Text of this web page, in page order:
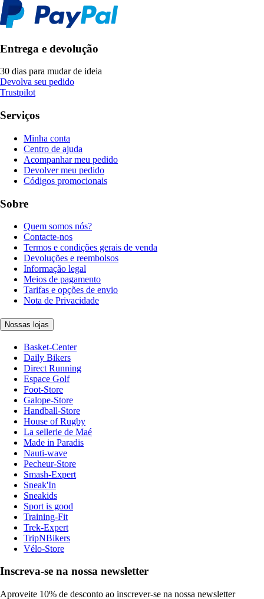
Entrega e devolução
30 dias para mudar de ideia
Devolva seu pedido
Trustpilot
Serviços
Minha conta
Centro de ajuda
Acompanhar meu pedido
Devolver meu pedido
Códigos promocionais
Sobre
Quem somos nós?
Contacte-nos
Termos e condições gerais de venda
Devoluções e reembolsos
Informação legal
Meios de pagamento
Tarifas e opções de envio
Nota de Privacidade
Nossas lojas
Basket-Center
Daily Bikers
Direct Running
Espace Golf
Foot-Store
Galope-Store
Handball-Store
House of Rugby
La sellerie de Maé
Made in Paradis
Nauti-wave
Pecheur-Store
Smash-Expert
Sneak'In
Sneakids
Sport is good
Training-Fit
Trek-Expert
TripNBikers
Vélo-Store
Inscreva-se na nossa newsletter
Aproveite 10% de desconto ao inscrever-se na nossa newsletter